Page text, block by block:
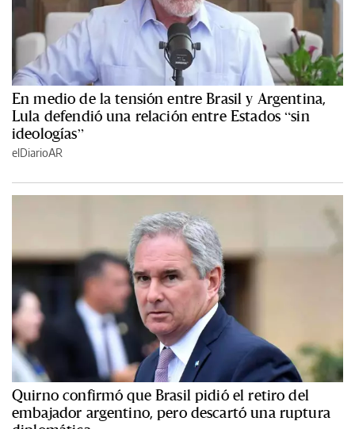
En medio de la tensión entre Brasil y Argentina,
Lula defendió una relación entre Estados “sin
ideologías”
elDiarioAR
Quirno confirmó que Brasil pidió el retiro del
embajador argentino, pero descartó una ruptura